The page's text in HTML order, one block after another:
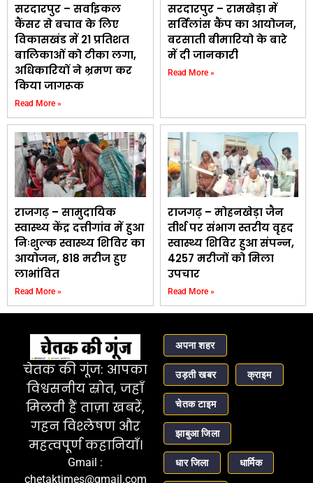
सरदारपुर – सर्वाइकल
कैंसर से बचाव के लिए
विकासखंड में 21 प्रतिशत
बालिकाओं को टीका लगा,
अधिकारियों ने भ्रमण कर
किया जागरूक
Read More »
सरदारपुर – रामखेड़ा में
सर्विलांस कैंप का आयोजन,
बरसाती बीमारियो के बारे
में दी जानकारी
Read More »
राजगढ़ – सामुदायिक
स्वास्थ्य केंद्र दत्तीगांव में हुआ
निःशुल्क स्वास्थ्य शिविर का
आयोजन, 818 मरीज हुए
लाभांवित
Read More »
राजगढ़ – मोहनखेड़ा जैन
तीर्थ पर संभाग स्तरीय वृहद
स्वास्थ्य शिविर हुआ संपन्न,
4257 मरीजों को मिला
उपचार
Read More »
चेतक की गूंज: आपका
विश्वसनीय स्रोत, जहाँ
मिलती हैं ताज़ा खबरें,
गहन विश्लेषण और
महत्वपूर्ण कहानियाँ।
Gmail :
chetaktimes@gmail.com
अपना शहर
उड़ती खबर क्राइम
चेतक टाइम
झाबुआ जिला
धार जिला धार्मिक